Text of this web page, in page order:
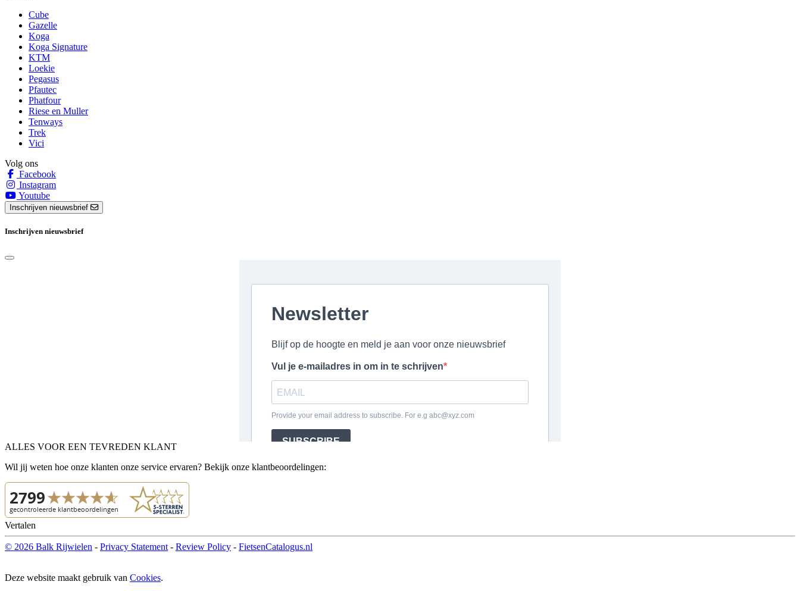
Cube
Gazelle
Koga
Koga Signature
KTM
Loekie
Pegasus
Pfautec
Phatfour
Riese en Muller
Tenways
Trek
Vici
Volg ons
Facebook
Instagram
Youtube
Inschrijven nieuwsbrief
Inschrijven nieuwsbrief
ALLES VOOR EEN TEVREDEN KLANT
Wil jij weten hoe onze klanten onze service ervaren? Bekijk onze klantbeoordelingen:
Vertalen
© 2026 Balk Rijwielen - Privacy Statement - Review Policy - FietsenCatalogus.nl
Deze website maakt gebruik van Cookies.